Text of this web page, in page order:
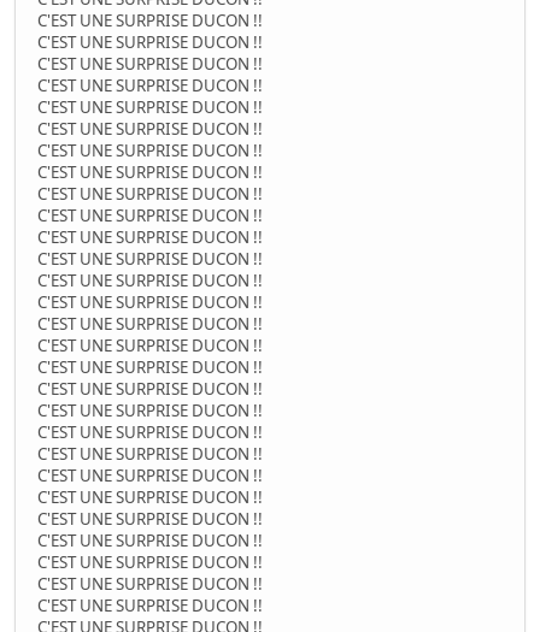
C'EST UNE SURPRISE DUCON !!
C'EST UNE SURPRISE DUCON !!
C'EST UNE SURPRISE DUCON !!
C'EST UNE SURPRISE DUCON !!
C'EST UNE SURPRISE DUCON !!
C'EST UNE SURPRISE DUCON !!
C'EST UNE SURPRISE DUCON !!
C'EST UNE SURPRISE DUCON !!
C'EST UNE SURPRISE DUCON !!
C'EST UNE SURPRISE DUCON !!
C'EST UNE SURPRISE DUCON !!
C'EST UNE SURPRISE DUCON !!
C'EST UNE SURPRISE DUCON !!
C'EST UNE SURPRISE DUCON !!
C'EST UNE SURPRISE DUCON !!
C'EST UNE SURPRISE DUCON !!
C'EST UNE SURPRISE DUCON !!
C'EST UNE SURPRISE DUCON !!
C'EST UNE SURPRISE DUCON !!
C'EST UNE SURPRISE DUCON !!
C'EST UNE SURPRISE DUCON !!
C'EST UNE SURPRISE DUCON !!
C'EST UNE SURPRISE DUCON !!
C'EST UNE SURPRISE DUCON !!
C'EST UNE SURPRISE DUCON !!
C'EST UNE SURPRISE DUCON !!
C'EST UNE SURPRISE DUCON !!
C'EST UNE SURPRISE DUCON !!
C'EST UNE SURPRISE DUCON !!